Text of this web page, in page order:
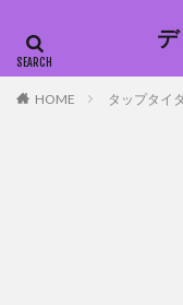
HOME タップタイ